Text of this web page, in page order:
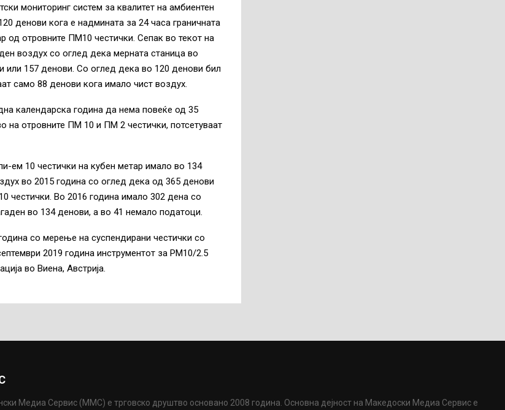
мониторинг систем за квалитет на амбиентен
денови кога е надмината за 24 часа граничната
од отровните ПМ10 честички. Сепак во текот на
воздух со оглед дека мерната станица во
или 157 денови. Со оглед дека во 120 денови бил
само 88 денови кога имало чист воздух.
календарска година да нема повеќе од 35
на отровните ПМ 10 и ПМ 2 честички, потсетуваат
ем 10 честички на кубен метар имало во 134
во 2015 година со оглед дека од 365 денови
честички. Во 2016 година имало 302 дена со
во 134 денови, а во 41 немало податоци.
со мерење на суспендирани честички со
2019 година инструментот за РМ10/2.5
во Виена, Австрија.
Медиа Сервис (ММС) е трговско друштво основано 2008 година. Основна дејност на Македоски Медиа Сервис е